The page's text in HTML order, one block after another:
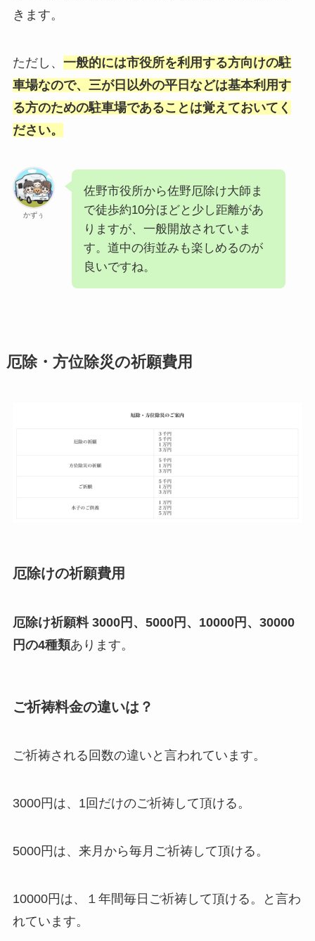
きます。
ただし、 一般的には市役所を利用する方向けの駐
車場なので、三が日以外の平日などは基本利用す
る方のための駐車場であることは覚えておいてく
ださい。
かずぅ
佐野市役所から佐野厄除け大師ま
で徒歩約10分ほどと少し距離があ
りますが、一般開放されていま
す。道中の街並みも楽しめるのが
良いですね。
厄除・方位除災の祈願費用
厄除けの祈願費用
厄除け祈願料 3000円、5000円、10000円、30000
円の4種類あります。
ご祈祷料金の違いは？
ご祈祷される回数の違いと言われています。
3000円は、1回だけのご祈祷して頂ける。
5000円は、来月から毎月ご祈祷して頂ける。
10000円は、１年間毎日ご祈祷して頂ける。と言わ
れています。